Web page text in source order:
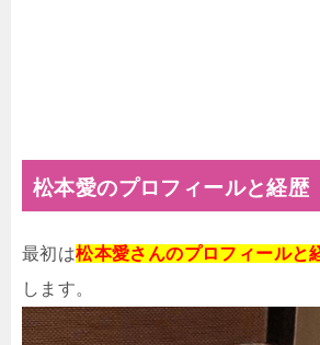
松本愛のプロフィールと経歴
最初は松本愛さんのプロフィールと
します。